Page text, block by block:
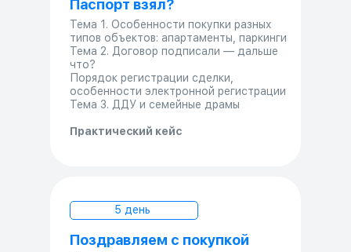
Паспорт взял?
Тема 1. Особенности покупки разных
типов объектов: апартаменты, паркинги
Тема 2. Договор подписали — дальше
что?
Порядок регистрации сделки,
особенности электронной регистрации
Тема 3. ДДУ и семейные драмы
Практический кейс
Поздравляем с покупкой
5 день